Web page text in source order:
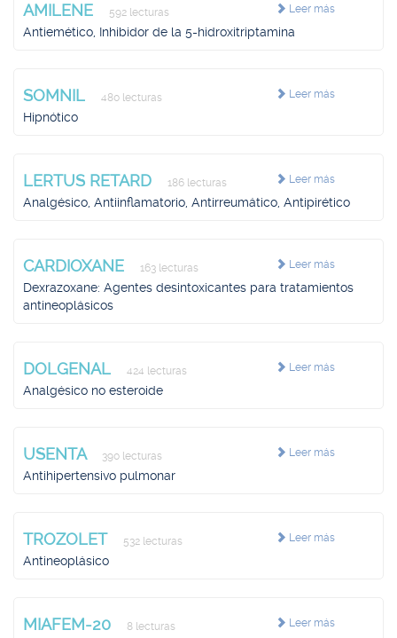
Leer más
AMILENE 592 lecturas
Antiemético, Inhibidor de la 5-hidroxitriptamina
Leer más
SOMNIL 480 lecturas
Hipnótico
Leer más
LERTUS RETARD 186 lecturas
Analgésico, Antiinflamatorio, Antirreumático, Antipirético
Leer más
CARDIOXANE 163 lecturas
Dexrazoxane: Agentes desintoxicantes para tratamientos
antineoplásicos
Leer más
DOLGENAL 424 lecturas
Analgésico no esteroide
Leer más
USENTA 390 lecturas
Antihipertensivo pulmonar
Leer más
TROZOLET 532 lecturas
Antineoplásico
Leer más
MIAFEM-20 8 lecturas